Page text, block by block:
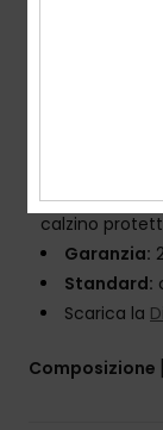
infrangibile
calzino
Garanzia:
Standard:
Scarica la
Composizione